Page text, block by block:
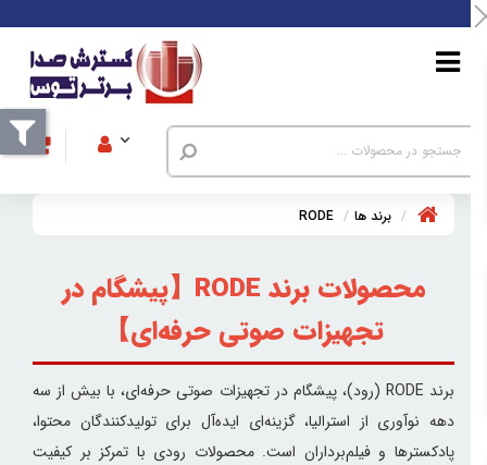
برند ها RODE
محصولات برند RODE【
پیشگام در
تجهیزات صوتی حرفه‌ای】
برند RODE (رود)، پیشگام در تجهیزات صوتی حرفه‌ای، با بیش از سه
دهه نوآوری از استرالیا، گزینه‌ای ایده‌آل برای تولیدکنندگان محتوا،
پادکسترها و فیلم‌برداران است. محصولات رودی با تمرکز بر کیفیت